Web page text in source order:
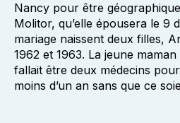
Nancy pour être
Molitor, qu’elle épousera le 9
mariage naissent deux filles,
1962 et 1963. La jeune
fallait être deux médecins
moins d’un an sans que ce